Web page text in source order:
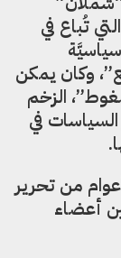
تُباع في
وكان يمكن
الزخم
السياسات في
من تحرير
أعضاء